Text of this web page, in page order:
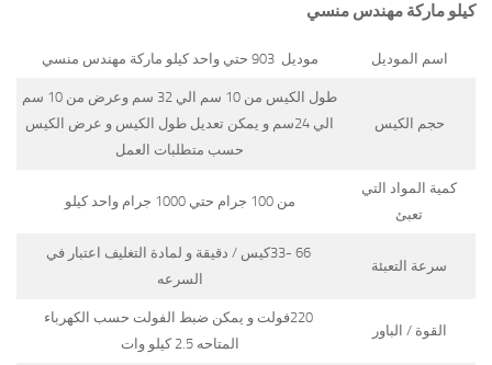
كيلو ماركة مهندس منسي
اسم الموديل موديل 903 حتي واحد كيلو ماركة مهندس منسي
حجم الكيس
طول الكيس من 10 سم الي 32 سم وعرض من 10 سم
الي 24سم و يمكن تعديل طول الكيس و عرض الكيس
حسب متطلبات العمل
كمية المواد التي
تعبئ
من 100 جرام حتي 1000 جرام واحد كيلو
سرعة التعبئة
66 -33كيس / دقيقة و لمادة التغليف اعتبار في
السرعه
القوة / الباور
220فولت و يمكن ضبط الفولت حسب الكهرباء
المتاحه 2.5 كيلو وات